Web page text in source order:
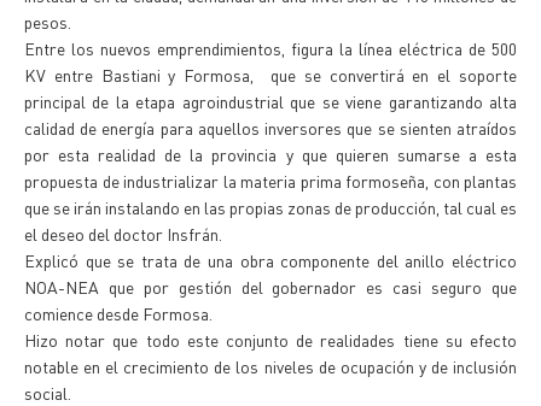
pesos.
Entre los nuevos emprendimientos, figura la línea eléctrica de 500
KV entre Bastiani y Formosa, que se convertirá en el soporte
principal de la etapa agroindustrial que se viene garantizando alta
calidad de energía para aquellos inversores que se sienten atraídos
por esta realidad de la provincia y que quieren sumarse a esta
propuesta de industrializar la materia prima formoseña, con plantas
que se irán instalando en las propias zonas de producción, tal cual es
el deseo del doctor Insfrán.
Explicó que se trata de una obra componente del anillo eléctrico
NOA-NEA que por gestión del gobernador es casi seguro que
comience desde Formosa.
Hizo notar que todo este conjunto de realidades tiene su efecto
notable en el crecimiento de los niveles de ocupación y de inclusión
social.